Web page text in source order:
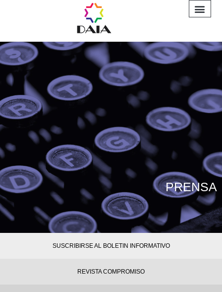
PRENSA
SUSCRIBIRSE AL BOLETIN INFORMATIVO
REVISTA COMPROMISO